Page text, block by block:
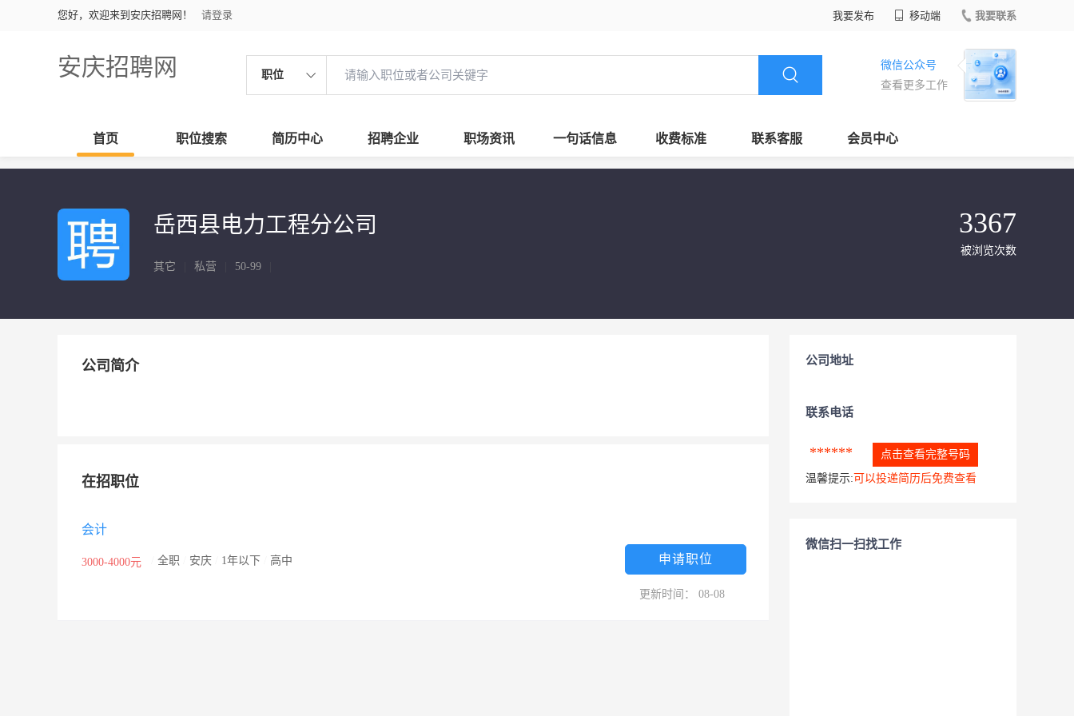
您好，欢迎来到安庆招聘网！ 请登录 我要发布 移动端 我要联系
安庆招聘网 职位
微信公众号
查看更多工作
首页 职位搜索 简历中心 招聘企业 职场资讯 一句话信息 收费标准 联系客服 会员中心
岳西县电力工程分公司
其它 私营 50-99
3367
被浏览次数
公司简介
在招职位
会计
3000-4000元 全职 安庆 1年以下 高中 申请职位
更新时间： 08-08
公司地址
联系电话
******
点击查看完整号码
温馨提示: 可以投递简历后免费查看
微信扫一扫找工作